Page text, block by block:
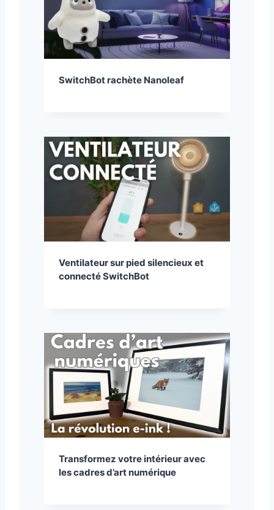
SwitchBot rachète Nanoleaf
Ventilateur sur pied silencieux et
connecté SwitchBot
Transformez votre intérieur avec
les cadres d’art numérique